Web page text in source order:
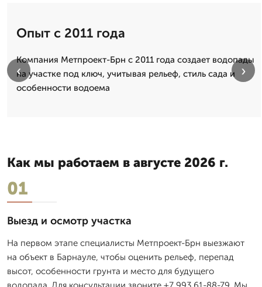
Опыт с 2011 года
Компания Метпроект-Брн с 2011 года создает водопады
на участке под ключ, учитывая рельеф, стиль сада и
особенности водоема
‹ ›
Как мы работаем в августе 2026 г.
01
Выезд и осмотр участка
На первом этапе специалисты Метпроект-Брн выезжают
на объект в Барнауле, чтобы оценить рельеф, перепад
высот, особенности грунта и место для будущего